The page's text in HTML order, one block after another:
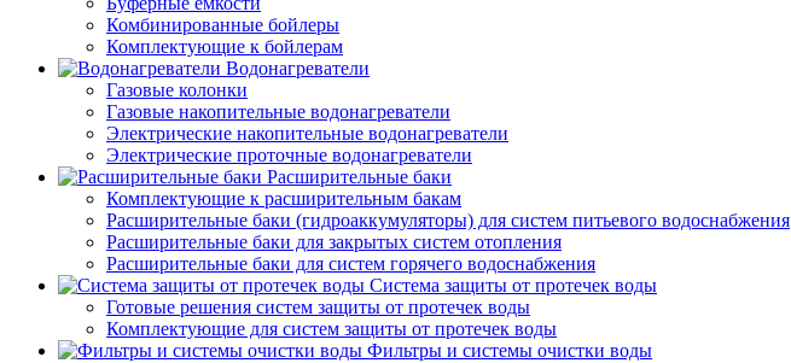
Комбинированные бойлеры
Комплектующие к бойлерам
Водонагреватели
Газовые колонки
Газовые накопительные водонагреватели
Электрические накопительные водонагреватели
Электрические проточные водонагреватели
Расширительные баки
Комплектующие к расширительным бакам
Расширительные баки (гидроаккумуляторы) для систем питьевого водоснабжения
Расширительные баки для закрытых систем отопления
Расширительные баки для систем горячего водоснабжения
Система защиты от протечек воды
Готовые решения систем защиты от протечек воды
Комплектующие для систем защиты от протечек воды
Фильтры и системы очистки воды